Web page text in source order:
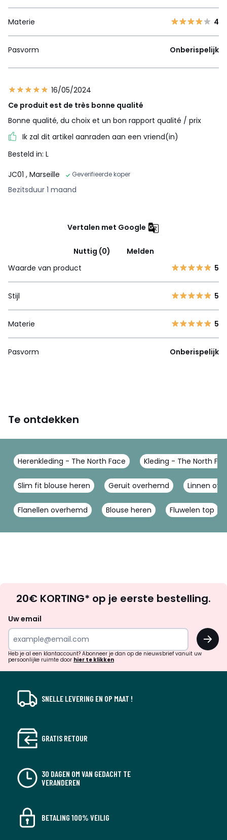
Materie 4
Pasvorm Onberispelijk
16/05/2024
Ce produit est de très bonne qualité
Bonne qualité, du choix et un bon rapport qualité / prix
Ik zal dit artikel aanraden aan een vriend(in)
Besteld in: L
JC01 , Marseille Geverifieerde koper
Bezitsduur 1 maand
Vertalen met Google
Nuttig (0)
Melden
Waarde van product
5
Stijl 5
Materie 5
Pasvorm Onberispelijk
Te ontdekken
Herenkleding - The North Face Kleding - The North
Slim fit blouse heren Geruit overhemd Linnen
Flanellen overhemd Blouse heren Fluwelen top
zoek
inspiratie
verrassingen?
20€ KORTING* op je eerste bestelling.
Uw email
OK
Heb je al een klantaccount? Abonneer je dan op de nieuwsbrief vanuit uw
persoonlijke ruimte door hier te klikken
SNELLE LEVERING EN OP MAAT !
GRATIS RETOUR
30 DAGEN OM VAN GEDACHT TE
VERANDEREN
BETALING 100% VEILIG